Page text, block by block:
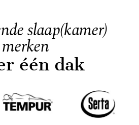
slaap(kamer)
merken
één dak